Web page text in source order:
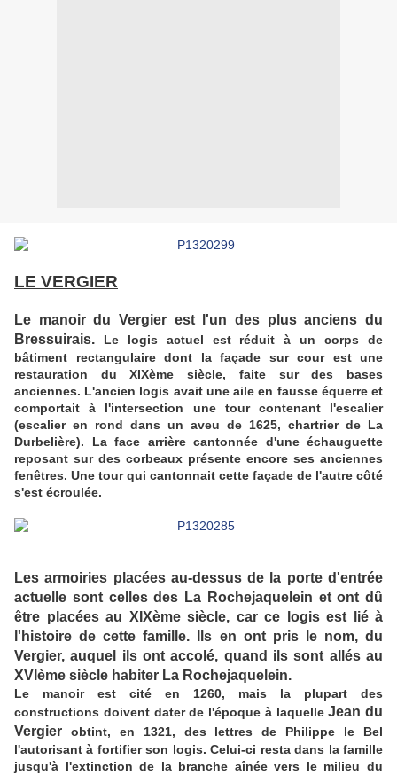
LE VERGIER
Le manoir du Vergier est l'un des plus anciens du
Bressuirais. Le logis actuel est réduit à un corps de
bâtiment rectangulaire dont la façade sur cour est une
restauration du XIXème siècle, faite sur des bases
anciennes. L'ancien logis avait une aile en fausse équerre et
comportait à l'intersection une tour contenant l'escalier
(escalier en rond dans un aveu de 1625, chartrier de La
Durbelière). La face arrière cantonnée d'une échauguette
reposant sur des corbeaux présente encore ses anciennes
fenêtres. Une tour qui cantonnait cette façade de l'autre côté
s'est écroulée.
Les armoiries placées au-dessus de la porte d'entrée
actuelle sont celles des La Rochejaquelein et ont dû
être placées au XIXème siècle, car ce logis est lié à
l'histoire de cette famille.
Ils en ont pris le nom, du
Vergier, auquel ils ont accolé, quand ils sont allés au
XVIème siècle habiter La Rochejaquelein.
Le manoir est cité en 1260, mais la plupart des
constructions doivent dater de l'époque à laquelleJean du
Vergier obtint, en 1321, des lettres de Philippe le Bel
l'autorisant à fortifier son logis. Celui-ci resta dans la famille
jusqu'à l'extinction de la branche aînée vers le milieu du